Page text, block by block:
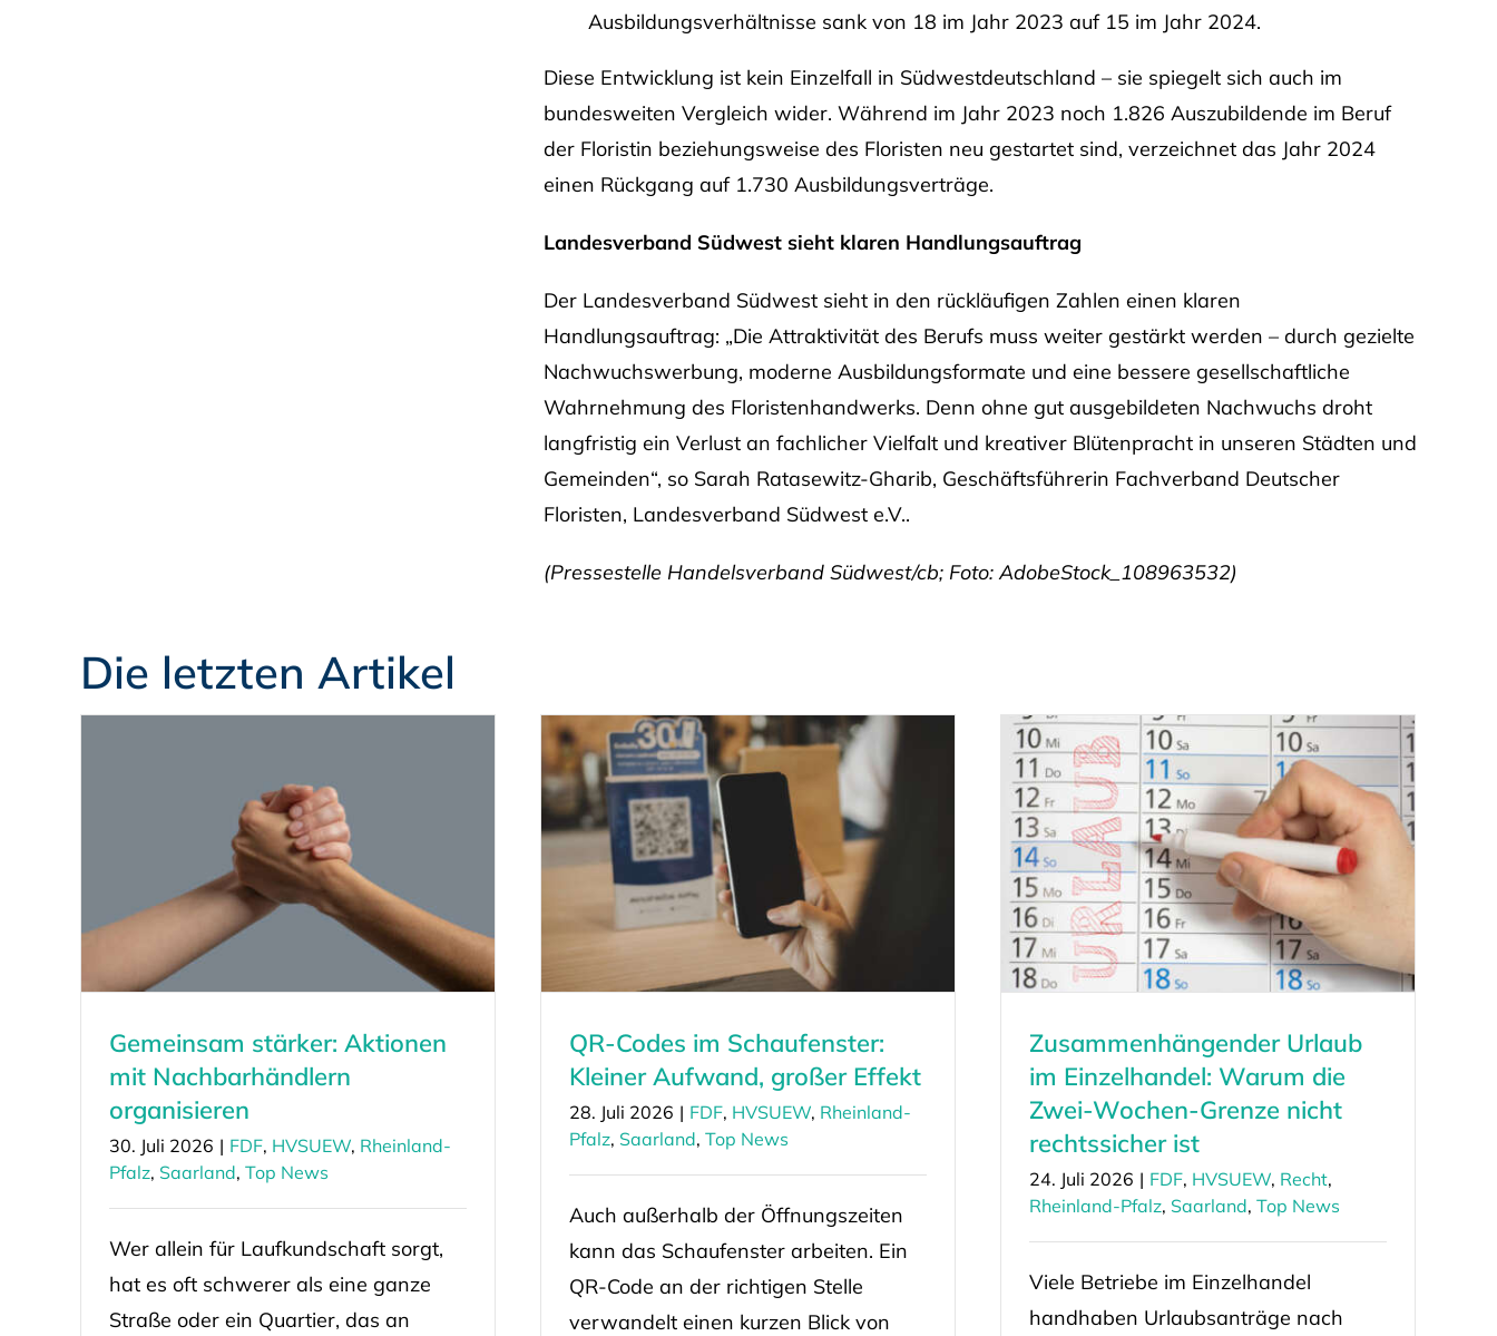
Ausbildungsverhältnisse sank von 18 im Jahr 2023 auf 15 im Jahr 2024.
Diese Entwicklung ist kein Einzelfall in Südwestdeutschland – sie spiegelt sich auch im
bundesweiten Vergleich wider. Während im Jahr 2023 noch 1.826 Auszubildende im Beruf
der Floristin beziehungsweise des Floristen neu gestartet sind, verzeichnet das Jahr 2024
einen Rückgang auf 1.730 Ausbildungsverträge.
Landesverband Südwest sieht klaren Handlungsauftrag
Der Landesverband Südwest sieht in den rückläufigen Zahlen einen klaren
Handlungsauftrag: „Die Attraktivität des Berufs muss weiter gestärkt werden – durch gezielte
Nachwuchswerbung, moderne Ausbildungsformate und eine bessere gesellschaftliche
Wahrnehmung des Floristenhandwerks. Denn ohne gut ausgebildeten Nachwuchs droht
langfristig ein Verlust an fachlicher Vielfalt und kreativer Blütenpracht in unseren Städten und
Gemeinden“, so Sarah Ratasewitz-Gharib, Geschäftsführerin Fachverband Deutscher
Floristen, Landesverband Südwest e.V..
(Pressestelle Handelsverband Südwest/cb; Foto: AdobeStock_108963532)
Die letzten Artikel
Gemeinsam stärker: Aktionen
mit Nachbarhändlern
organisieren
30. Juli 2026 | FDF, HVSUEW, Rheinland-
Pfalz, Saarland, Top News
Wer allein für Laufkundschaft sorgt,
hat es oft schwerer als eine ganze
Straße oder ein Quartier, das an
QR-Codes im Schaufenster:
Kleiner Aufwand, großer Effekt
28. Juli 2026 | FDF, HVSUEW, Rheinland-
Pfalz, Saarland, Top News
Auch außerhalb der Öffnungszeiten
kann das Schaufenster arbeiten. Ein
QR-Code an der richtigen Stelle
verwandelt einen kurzen Blick von
Zusammenhängender Urlaub
im Einzelhandel: Warum die
Zwei-Wochen-Grenze nicht
rechtssicher ist
24. Juli 2026 | FDF, HVSUEW, Recht,
Rheinland-Pfalz, Saarland, Top News
Viele Betriebe im Einzelhandel
handhaben Urlaubsanträge nach